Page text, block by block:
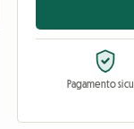
Pagamento